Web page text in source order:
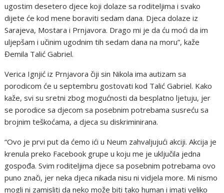
ugostim desetero djece koji dolaze sa roditeljima i svako
dijete će kod mene boraviti sedam dana. Djeca dolaze iz
Sarajeva, Mostara i Prnjavora. Drago mi je da ću moći da im
uljepšam i učinim ugodnim tih sedam dana na moru”, kaže
Đemila Talić Gabriel.
Verica Ignjić iz Prnjavora čiji sin Nikola ima autizam sa
porodicom će u septembru gostovati kod Talić Gabriel. Kako
kaže, svi su sretni zbog mogućnosti da besplatno ljetuju, jer
se porodice sa djecom sa posebnim potrebama susreću sa
brojnim teškoćama, a djeca su diskriminirana.
“Ovo je prvi put da ćemo ići u Neum zahvaljujući akciji. Akcija je
krenula preko Facebook grupe u koju me je uključila jedna
gospođa. Svim roditeljima djece sa posebnim potrebama ovo
puno znači, jer neka djeca nikada nisu ni vidjela more. Mi nismo
mogli ni zamisliti da neko može biti tako human i imati veliko